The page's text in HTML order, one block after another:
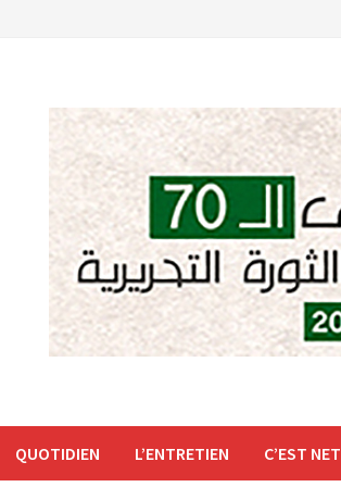
QUOTIDIEN L’ENTRETIEN C’EST NET